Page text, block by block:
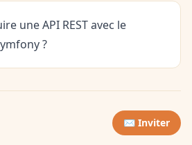
une API REST avec le
?
✉️ Inviter